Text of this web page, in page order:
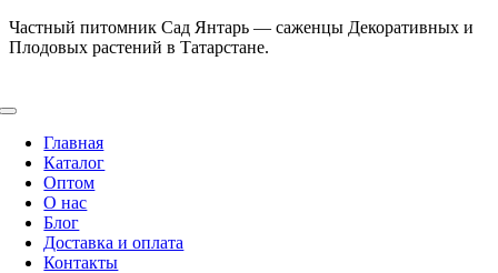
Skip
to
Частный питомник Сад Янтарь — саженцы Декоративных и
Плодовых растений в Татарстане.
Toggle
NavigationГлавная
Каталог
Оптом
О нас
Блог
Доставка и оплата
Контакты